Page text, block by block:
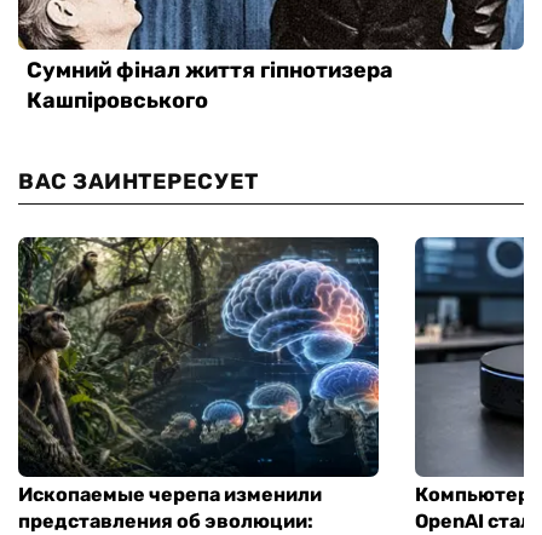
ВАС ЗАИНТЕРЕСУЕТ
Ископаемые черепа изменили
представления об эволюции:
Компьютер
OpenAI